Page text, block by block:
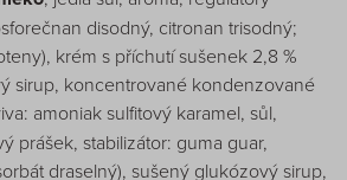
disodný, citronan trisodný;
krém s příchutí sušenek 2,8 %
sirup, koncentrované kondenzované
amoniak sulfitový karamel, sůl,
prášek, stabilizátor: guma guar,
draselný), sušený glukózový sirup,